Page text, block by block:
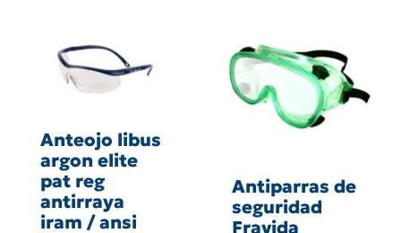
Anteojo libus
argon elite
pat reg
antirraya
iram / ansi
Antiparras de
seguridad
Fravida